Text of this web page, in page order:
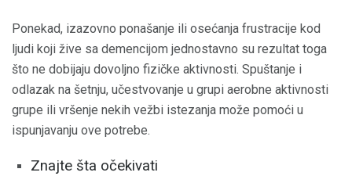
Ponekad, izazovno ponašanje ili osećanja frustracije kod
ljudi koji žive sa demencijom jednostavno su rezultat toga
što ne dobijaju dovoljno fizičke aktivnosti. Spuštanje i
odlazak na šetnju, učestvovanje u grupi aerobne aktivnosti
grupe ili vršenje nekih vežbi istezanja može pomoći u
ispunjavanju ove potrebe.
Znajte šta očekivati